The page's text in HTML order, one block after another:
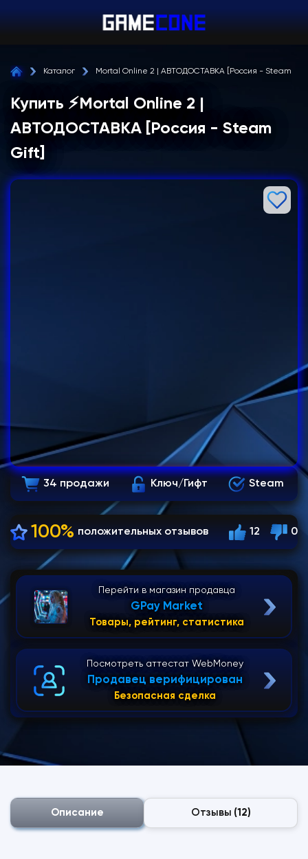
Каталог Mortal Online 2 | АВТОДОСТАВКА [Россия - Steam
Купить ⚡️Mortal Online 2 |
АВТОДОСТАВКА [Россия - Steam
Gift]
34 продажи Ключ/Гифт Steam
100% положительных отзывов 12 0
Перейти в магазин продавца
GPay Market
Товары, рейтинг, статистика
Посмотреть аттестат WebMoney
Продавец верифицирован
Безопасная сделка
Описание Отзывы (12)